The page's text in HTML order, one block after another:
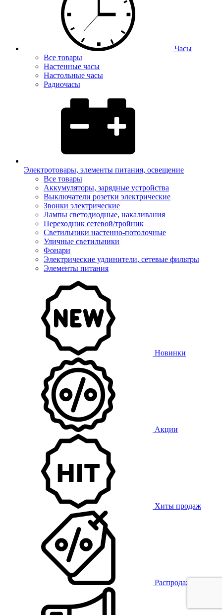
Часы
Все товары
Настенные часы
Настольные часы
Радиочасы
Электротовары, элементы питания, освещение
Все товары
Аккумуляторы, зарядные устройства
Выключатели розетки электрические
Звонки электрические
Лампы светодиодные, накаливания
Переходник сетевой/тройник
Светильники настенно-потолочные
Уличные светильники
Фонари
Электрические удлинители, сетевые фильтры
Элементы питания
Новинки
Акции
Хиты продаж
Распродажа